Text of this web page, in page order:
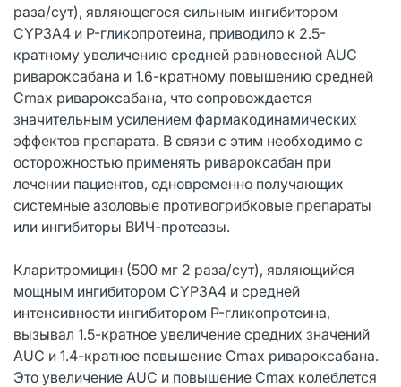
раза/сут), являющегося сильным ингибитором
CYP3A4 и P-гликопротеина, приводило к 2.5-
кратному увеличению средней равновесной AUC
ривароксабана и 1.6-кратному повышению средней
Cmax ривароксабана, что сопровождается
значительным усилением фармакодинамических
эффектов препарата. В связи с этим необходимо с
осторожностью применять ривароксабан при
лечении пациентов, одновременно получающих
системные азоловые противогрибковые препараты
или ингибиторы ВИЧ-протеазы.
Кларитромицин (500 мг 2 раза/сут), являющийся
мощным ингибитором CYP3A4 и средней
интенсивности ингибитором P-гликопротеина,
вызывал 1.5-кратное увеличение средних значений
AUC и 1.4-кратное повышение Cmax ривароксабана.
Это увеличение AUC и повышение Cmax колеблется